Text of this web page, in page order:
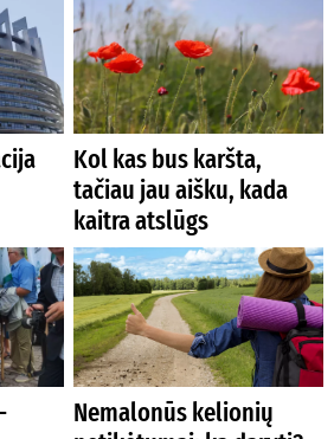
Kol kas bus karšta,
tačiau jau aišku, kada
kaitra atslūgs
Nemalonūs kelionių